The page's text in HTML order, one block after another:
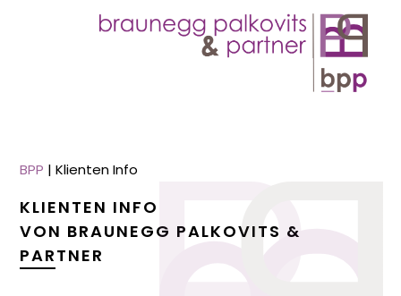
BPP |Klienten Info
KLIENTEN INFO
VON BRAUNEGG PALKOVITS &
PARTNER